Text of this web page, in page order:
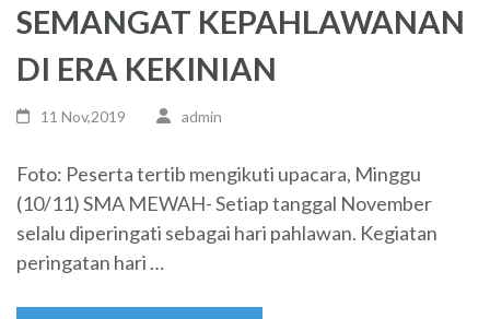
SEMANGAT KEPAHLAWANAN
DI ERA KEKINIAN
11 Nov,2019 admin
Foto: Peserta tertib mengikuti upacara, Minggu
(10/11) SMA MEWAH- Setiap tanggal November
selalu diperingati sebagai hari pahlawan. Kegiatan
peringatan hari …